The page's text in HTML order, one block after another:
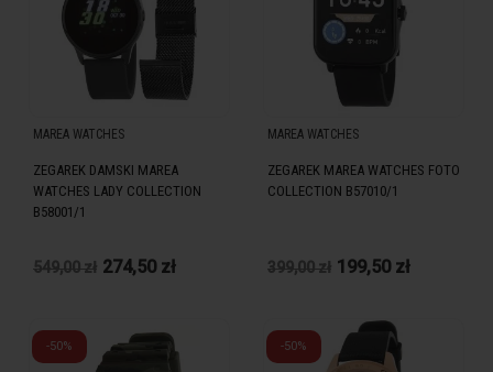
MAREA WATCHES
ZEGAREK DAMSKI MAREA
WATCHES LADY COLLECTION
B58001/1
549,00 zł 274,50 zł
MAREA WATCHES
ZEGAREK MAREA WATCHES FOTO
COLLECTION B57010/1
399,00 zł 199,50 zł
-50% -50%